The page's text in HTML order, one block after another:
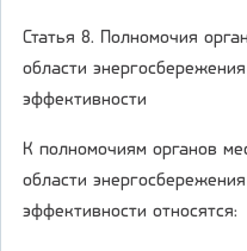
Статья 8. Полномочия
области
эффективности
К полномочиям органов
области
эффективности относятся: